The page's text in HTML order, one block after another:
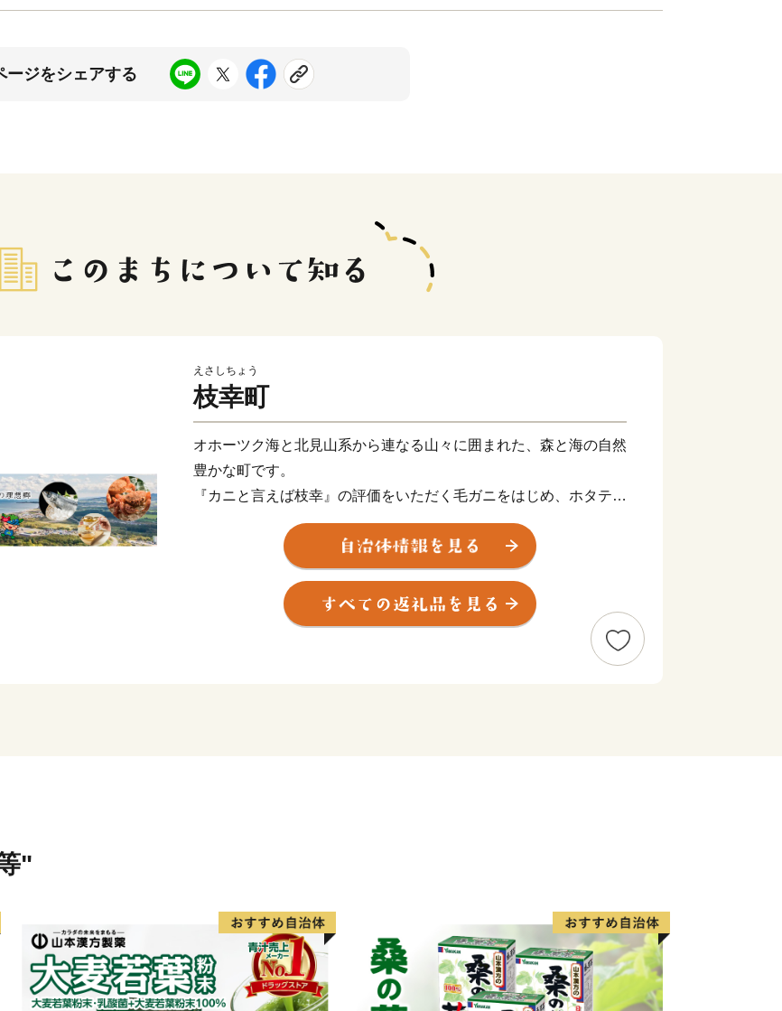
ージをシェアする
えさしちょう
枝幸町
オホーツク海と北見山系から連なる山々に囲まれた、森と海の自然
豊かな町です。
『カニと言えば枝幸』の評価をいただく毛ガニをはじめ、ホタテや
鮭などの海の幸、はちみつや山菜などの山の幸に恵まれています。
また、カニの町枝幸が作った毛がにの食べ方講座『毛ガニ道場』を
テキスト、動画でご用意しています。枝幸町ホームページでぜひご
1. オンラインで申請する（推奨・最短1分）
スマートフォンアプリ「IAM（アイアム）」を利用し、マイナン
バーカードをかざすだけで、紙の提出や切手不要で即座に申請が完
了します。
"